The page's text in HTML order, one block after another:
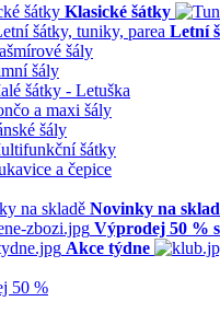
Klasické šátky
Letní
šály
šály
šátky - Letuška
a maxi šály
šály
šátky
a čepice
Novinky na
Výprodej 50 %
Akce týdne
50 %